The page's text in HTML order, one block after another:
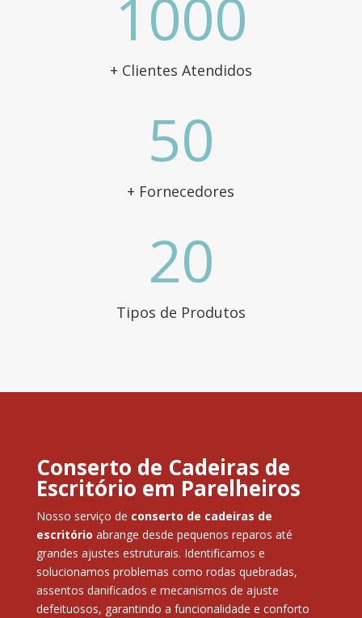
1000
+ Clientes Atendidos
50
+ Fornecedores
20
Tipos de Produtos
Conserto de Cadeiras de
Escritório em Parelheiros
Nosso serviço de conserto de cadeiras de
escritório abrange desde pequenos reparos até
grandes ajustes estruturais. Identificamos e
solucionamos problemas como rodas quebradas,
assentos danificados e mecanismos de ajuste
defeituosos, garantindo a funcionalidade e conforto